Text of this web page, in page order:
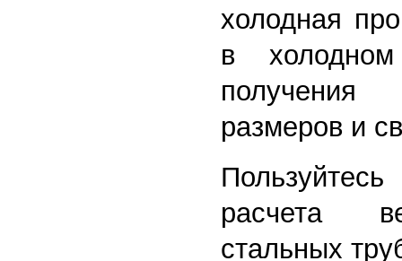
холодная
в
размеров и
расчета
стальных